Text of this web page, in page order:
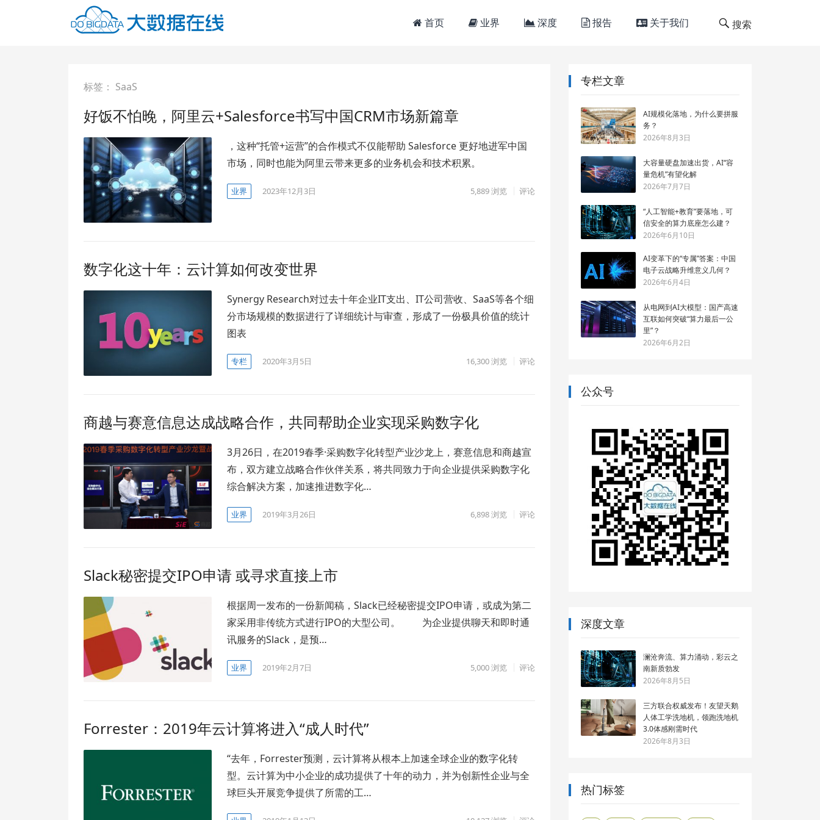
首页 业界 深度 报告 关于我们 搜索
标签： SaaS
好饭不怕晚，阿里云+Salesforce书写中国CRM市场新篇章
，这种“托管+运营”的合作模式不仅能帮助 Salesforce 更好地进军中国
市场，同时也能为阿里云带来更多的业务机会和技术积累。
业界 2023年12月3日 5,889浏览 评论
数字化这十年：云计算如何改变世界
Synergy Research对过去十年企业IT支出、IT公司营收、SaaS等各个细
分市场规模的数据进行了详细统计与审查，形成了一份极具价值的统计
图表
专栏 2020年3月5日 16,300浏览 评论
商越与赛意信息达成战略合作，共同帮助企业实现采购数字化
3月26日，在2019春季·采购数字化转型产业沙龙上，赛意信息和商越宣
布，双方建立战略合作伙伴关系，将共同致力于向企业提供采购数字化
综合解决方案，加速推进数字化…
业界 2019年3月26日 6,898浏览 评论
Slack秘密提交IPO申请 或寻求直接上市
根据周一发布的一份新闻稿，Slack已经秘密提交IPO申请，或成为第二
家采用非传统方式进行IPO的大型公司。 为企业提供聊天和即时通
讯服务的Slack，是预…
业界 2019年2月7日 5,000浏览 评论
Forrester：2019年云计算将进入“成人时代”
“去年，Forrester预测，云计算将从根本上加速全球企业的数字化转
型。云计算为中小企业的成功提供了十年的动力，并为创新性企业与全
球巨头开展竞争提供了所需的工…
专栏文章
AI规模化落地，为什么要拼服
务？
2026年8月3日
大容量硬盘加速出货，AI“容
量危机”有望化解
2026年7月7日
“人工智能+教育”要落地，可
信安全的算力底座怎么建？
2026年6月10日
AI变革下的“专属”答案：中国
电子云战略升维意义几何？
2026年6月4日
从电网到AI大模型：国产高速
互联如何突破“算力最后一公
里”？
2026年6月2日
公众号
深度文章
澜沧奔流、算力涌动，彩云之
南新质勃发
2026年8月5日
三方联合权威发布！友望天鹅
人体工学洗地机，领跑洗地机
3.0体感刚需时代
2026年8月3日
热门标签